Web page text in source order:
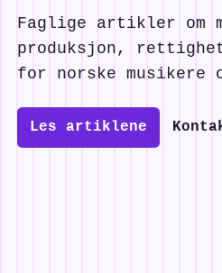
Faglige artikler om
produksjon,
for norske musikere
Les artiklene